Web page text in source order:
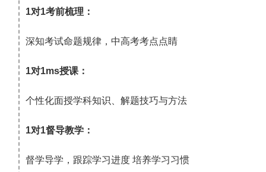
1对1考前梳理：
深知考试命题规律，中高考考点点睛
1对1ms授课：
个性化面授学科知识、解题技巧与方法
1对1督导教学：
督学导学，跟踪学习进度 培养学习习惯